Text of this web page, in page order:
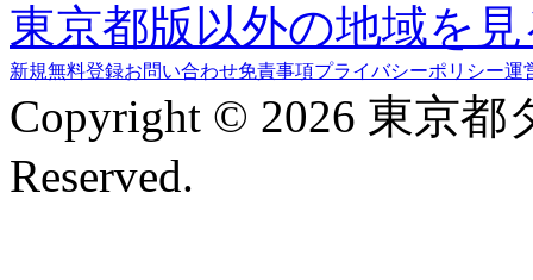
東京都版以外の地域を
新規無料登録お問い合わせ免責事項プライバシーポリシー運
Copyright © 2026 東京
Reserved.